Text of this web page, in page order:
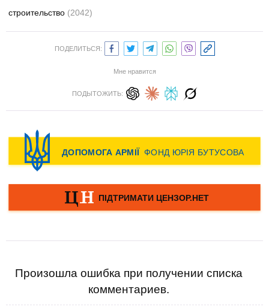
строительство (2042)
ПОДЕЛИТЬСЯ:
Мне нравится
ПОДЫТОЖИТЬ:
Произошла ошибка при получении списка
комментариев.